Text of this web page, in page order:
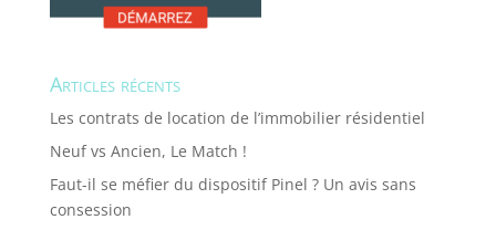
Articles récents
Les contrats de location de l’immobilier résidentiel
Neuf vs Ancien, Le Match !
Faut-il se méfier du dispositif Pinel ? Un avis sans
consession